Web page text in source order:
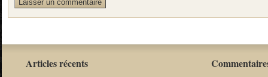
Articles récents